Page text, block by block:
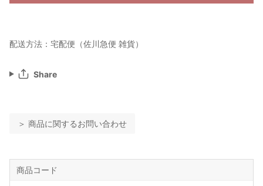
配送方法：宅配便（佐川急便 雑貨）
Share
＞ 商品に関するお問い合わせ
商品コード